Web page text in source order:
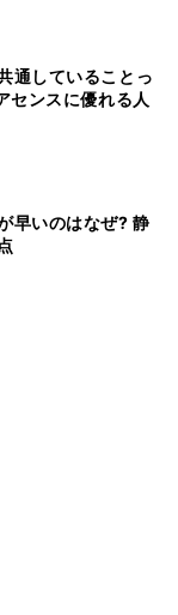
通していることっ
センスに優れる人
早いのはなぜ? 静